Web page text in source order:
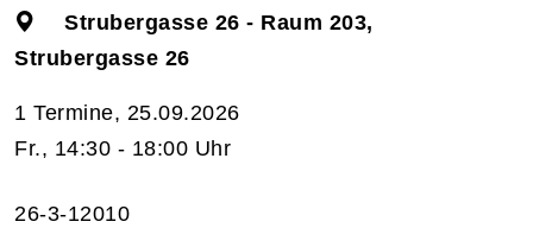
Strubergasse 26 - Raum 203,
Strubergasse 26
1 Termine, 25.09.2026
Fr., 14:30 - 18:00 Uhr
26-3-12010